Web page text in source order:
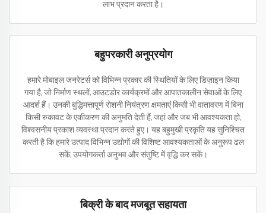
लाभ प्रदान करता है।
बहुपरकारी अनुप्रयोग
हमारे मोबाइल जनरेटर्स को विभिन्न प्रकार की स्थितियों के लिए डिज़ाइन किया
गया है, जो निर्माण स्थलों, आउटडोर कार्यक्रमों और आपातकालीन सेवाओं के लिए
आदर्श हैं। उनकी बुद्धिमत्तापूर्ण रोशनी नियंत्रण क्षमताएं किसी भी वातावरण में बिना
किसी रुकावट के एकीकरण की अनुमति देती हैं, जहां और जब भी आवश्यकता हो,
विश्वसनीय प्रकाश व्यवस्था प्रदान करते हुए। यह बहुमुखी प्रकृति यह सुनिश्चित
करती है कि हमारे उत्पाद विभिन्न उद्योगों की विशिष्ट आवश्यकताओं के अनुरूप ढल
सकें, उपयोगकर्ता अनुभव और संतुष्टि में वृद्धि कर सकें।
बिक्री के बाद मजबूत सहायता